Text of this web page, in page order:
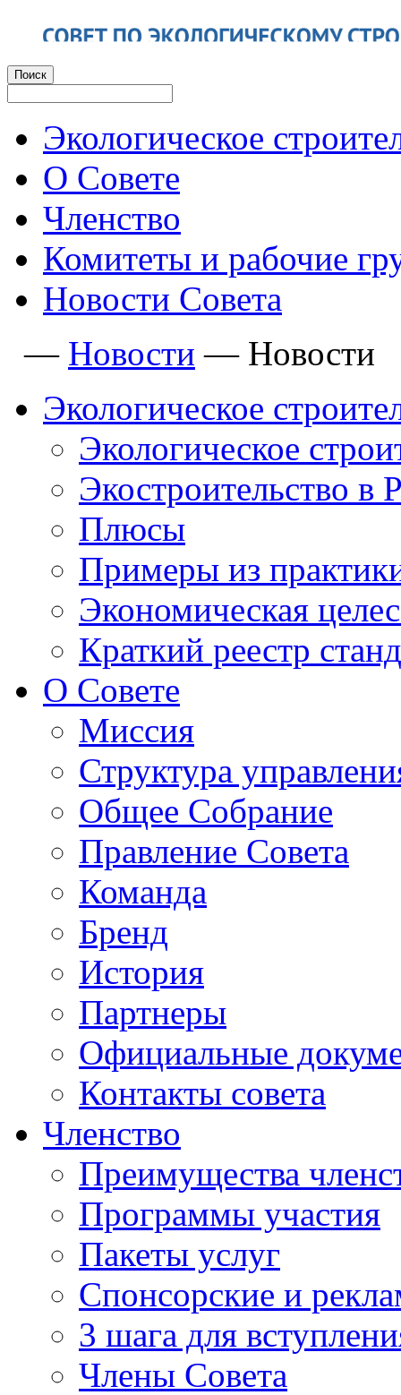
Экологическое
О Совете
Членство
Комитеты и рабочие
Новости Совета
— Новости — Новости
Экологическое
Экологическое
Экостроительство в
Плюсы
Примеры из
Экономическая
Краткий реестр
О Совете
Миссия
Структура
Общее Собрание
Правление Совета
Команда
Бренд
История
Партнеры
Официальные
Контакты совета
Членство
Преимущества
Программы участия
Пакеты услуг
Спонсорские и
3 шага для
Члены Совета